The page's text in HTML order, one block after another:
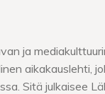
ja
aikakauslehti,
Sitä julkaisee